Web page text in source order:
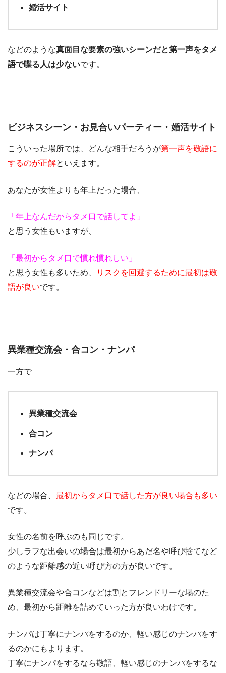
婚活サイト
などのような真面目な要素の強いシーンだと第一声をタメ
語で喋る人は少ないです。
ビジネスシーン・お見合いパーティー・婚活サイト
こういった場所では、どんな相手だろうが第一声を敬語に
するのが正解といえます。
あなたが女性よりも年上だった場合、
「年上なんだからタメ口で話してよ」
と思う女性もいますが、
「最初からタメ口で慣れ慣れしい」
と思う女性も多いため、
リスクを回避するために最初は敬
語が良いです。
異業種交流会・合コン・ナンパ
一方で
異業種交流会
合コン
ナンパ
などの場合、 最初からタメ口で話した方が良い場合も多い
です。
女性の名前を呼ぶのも同じです。
少しラフな出会いの場合は最初からあだ名や呼び捨てなど
のような距離感の近い呼び方の方が良いです。
異業種交流会や合コンなどは割とフレンドリーな場のた
め、最初から距離を詰めていった方が良いわけです。
ナンパは丁寧にナンパをするのか、軽い感じのナンパをす
るのかにもよります。
丁寧にナンパをするなら敬語、軽い感じのナンパをするな